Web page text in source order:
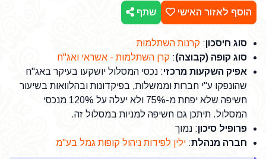
הוסף לאזור האישי שתף
סוג חיסכון: קרנות השתלמות
סוג קופה (קבוצה): קרן השתלמות - אשראי ואג"ח
אפיק השקעות מרכזי: נכסי המסלול יושקעו בעיקר באג"ח
שהונפקו ע"י חברות וממשלות, בפיקדונות ובהלוואות בשיעור
חשיפה שלא יפחת מ-75% ולא יעלה על 120% מנכסי
המסלול. תיתכן גם חשיפה למניות במסלול זה.
פרופיל סיכון: נמוך
חברה מנהלת: ילין לפידות ניהול קופות גמל בע"מ